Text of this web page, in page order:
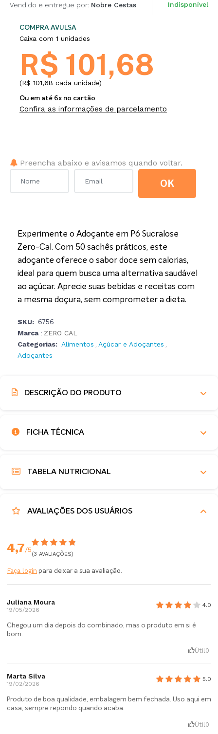
Vendido e entregue por: Nobre Cestas Indisponível
COMPRA AVULSA
Caixa com 1 unidades
R$ 101,68
(R$ 101,68 cada unidade)
Ou em até 6x no cartão
Confira as informações de parcelamento
Preencha abaixo e avisamos quando voltar.
OK
Experimente o Adoçante em Pó Sucralose
Zero-Cal. Com 50 sachês práticos, este
adoçante oferece o sabor doce sem calorias,
ideal para quem busca uma alternativa saudável
ao açúcar. Aprecie suas bebidas e receitas com
a mesma doçura, sem comprometer a dieta.
SKU: 6756
Marca : ZERO CAL
Categorias: Alimentos , Açúcar e Adoçantes ,
Adoçantes
DESCRIÇÃO DO PRODUTO
FICHA TÉCNICA
TABELA NUTRICIONAL
AVALIAÇÕES DOS USUÁRIOS
4,7/5
(3 AVALIAÇÕES)
Faça login para deixar a sua avaliação.
Juliana Moura
19/05/2026
4.0
Chegou um dia depois do combinado, mas o produto em si é
bom.
Útil 0
Marta Silva
19/02/2026
5.0
Produto de boa qualidade, embalagem bem fechada. Uso aqui em
casa, sempre repondo quando acaba.
Útil 0